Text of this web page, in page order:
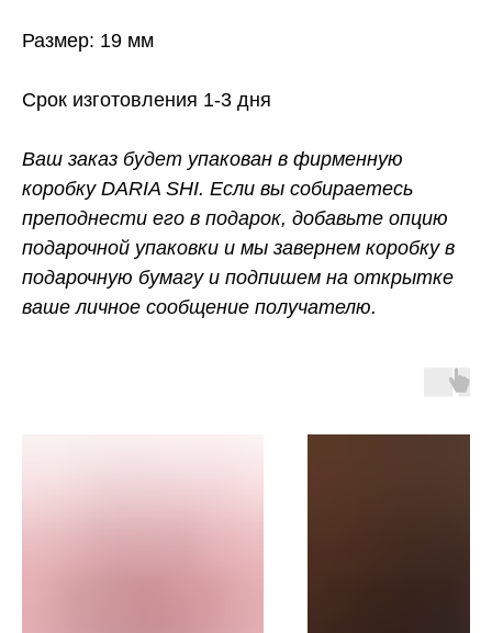
Размер: 19 мм
Срок изготовления 1-3 дня
Ваш заказ будет упакован в фирменную
коробку DARIA SHI. Если вы собираетесь
преподнести его в подарок, добавьте опцию
подарочной упаковки и мы завернем коробку в
подарочную бумагу и подпишем на открытке
ваше личное сообщение получателю.